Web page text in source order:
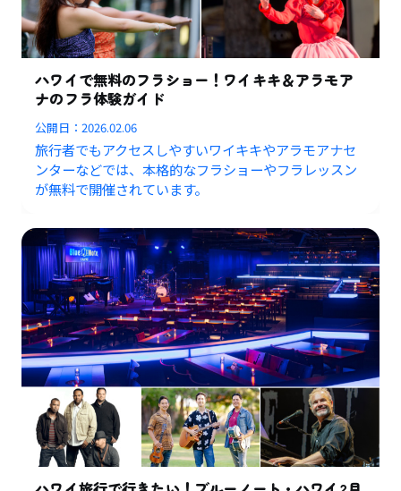
ハワイで無料のフラショー！ワイキキ＆アラモア
ナのフラ体験ガイド
公開日：2026.02.06
旅行者でもアクセスしやすいワイキキやアラモアナセ
ンターなどでは、本格的なフラショーやフラレッスン
が無料で開催されています。